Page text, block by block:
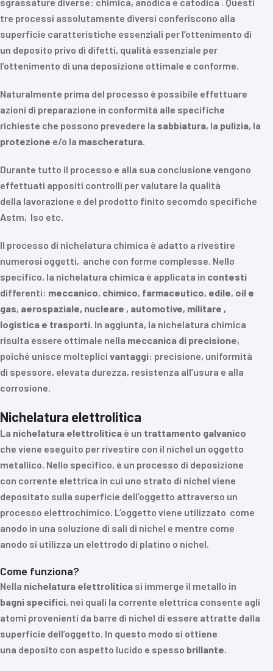
tre processi assolutamente diversi conferiscono alla
superficie caratteristiche essenziali per l’ottenimento di
un deposito privo di difetti, qualità essenziale per
l’ottenimento di una deposizione ottimale e conforme.
Naturalmente prima del processo è possibile effettuare
azioni di preparazione in conformità alle specifiche
richieste che possono prevedere la sabbiatura, la pulizia, la
protezione e/o la mascheratura.
Durante tutto il processo e alla sua conclusione vengono
effettuati appositi controlli per valutare la qualità
della lavorazione e del prodotto finito secomdo specifiche
Astm, Iso etc.
Il processo di nichelatura chimica è adatto a rivestire
numerosi oggetti, anche con forme complesse. Nello
specifico, la nichelatura chimica è applicata in contesti
differenti: meccanico, chimico, farmaceutico, edile, oil e
gas, aerospaziale, nucleare , automotive, militare ,
logistica e trasporti. In aggiunta, la nichelatura chimica
risulta essere ottimale nella meccanica di precisione,
poiché unisce molteplici vantaggi: precisione, uniformità
di spessore, elevata durezza, resistenza all’usura e alla
corrosione.
Nichelatura elettrolitica
La nichelatura elettrolitica è un trattamento galvanico
che viene eseguito per rivestire con il nichel un oggetto
metallico. Nello specifico, è un processo di deposizione
con corrente elettrica in cui uno strato di nichel viene
depositato sulla superficie dell’oggetto attraverso un
processo elettrochimico. L’oggetto viene utilizzato come
anodo in una soluzione di sali di nichel e mentre come
anodo si utilizza un elettrodo di platino o nichel.
Come funziona?
Nella nichelatura elettrolitica si immerge il metallo in
bagni specifici, nei quali la corrente elettrica consente agli
atomi provenienti da barre di nichel di essere attratte dalla
superficie dell’oggetto. In questo modo si ottiene
una deposito con aspetto lucido e spesso brillante.